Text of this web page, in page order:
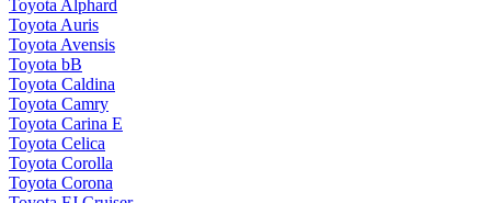
Toyota Alphard
Toyota Auris
Toyota Avensis
Toyota bB
Toyota Caldina
Toyota Camry
Toyota Carina E
Toyota Celica
Toyota Corolla
Toyota Corona